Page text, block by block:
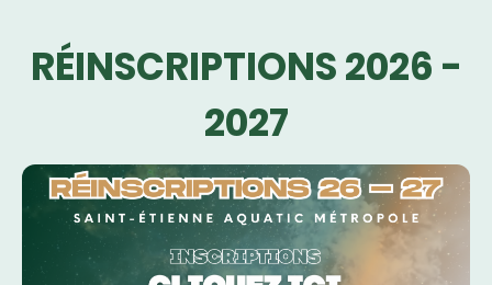
RÉINSCRIPTIONS 2026 -
2027